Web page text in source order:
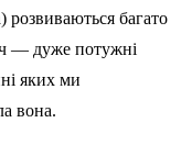
розвиваються багато
— дуже потужні
яких ми
вона.